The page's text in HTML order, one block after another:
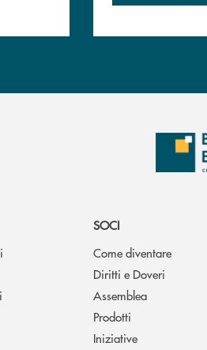
SOCI
Come diventare
Diritti e Doveri
Assemblea
Prodotti
Iniziative